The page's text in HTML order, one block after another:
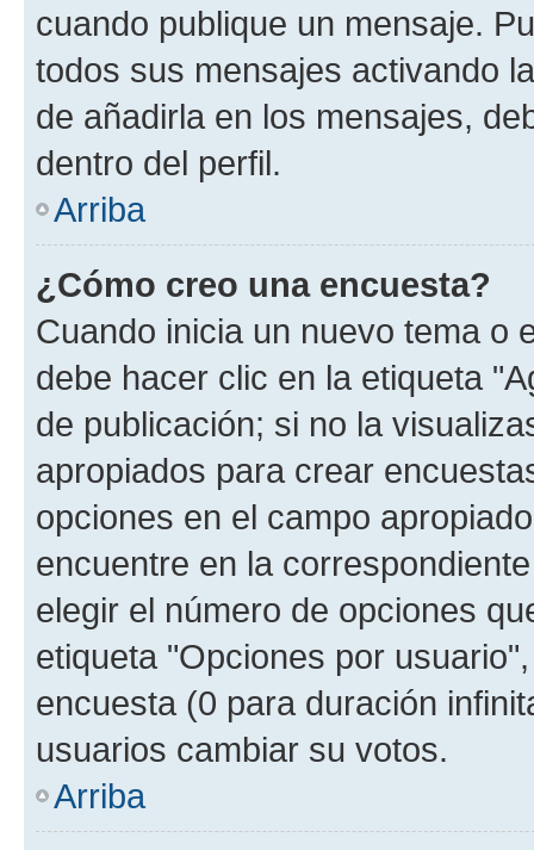
cuando publique un mensaje.
todos sus mensajes activando
de añadirla en los mensajes,
dentro del perfil.
Arriba
¿Cómo creo una encuesta?
Cuando inicia un nuevo tema o
debe hacer clic en la etiqueta
de publicación; si no la
apropiados para crear
opciones en el campo
encuentre en la
elegir el número de opciones
etiqueta "Opciones por
encuesta (0 para duración
usuarios cambiar su votos.
Arriba